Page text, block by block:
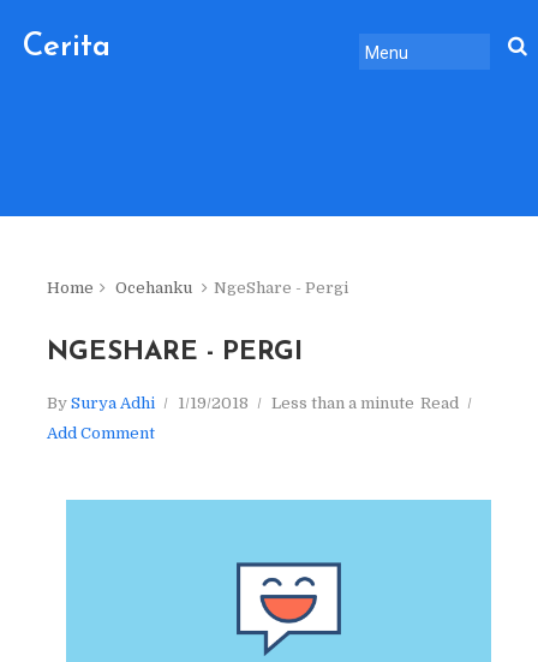
Cerita
Home Ocehanku NgeShare - Pergi
NGESHARE - PERGI
BySurya Adhi 1/19/2018 Less than a minute Read
Add Comment